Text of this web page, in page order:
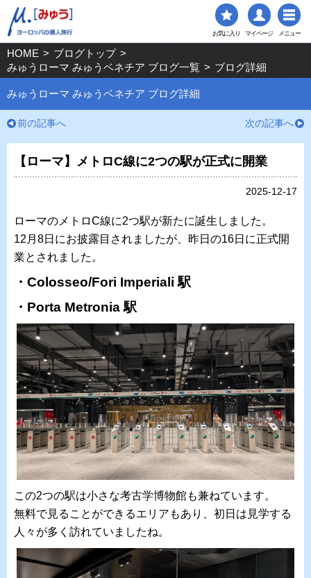
お気に入り マイページ メニュー
HOME > ブログトップ >
みゅうローマ みゅうベネチア ブログ一覧 > ブログ詳細
みゅうローマ みゅうベネチア ブログ詳細
前の記事へ 次の記事へ
【ローマ】メトロC線に2つの駅が正式に開業
2025-12-17
ローマのメトロC線に2つ駅が新たに誕生しました。
12月8日にお披露目されましたが、昨日の16日に正式開
業とされました。
・Colosseo/Fori Imperiali 駅
・Porta Metronia 駅
この2つの駅は小さな考古学博物館も兼ねています。
無料で見ることができるエリアもあり、初日は見学する
人々が多く訪れていましたね。